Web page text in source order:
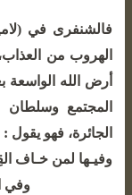
فالشنفرى في
الهروب من
أرض الله الواسعة
المجتمع وسلطان
الجائرة، فهو يقول :
وفيـها لمن خـاف
وفي الأرض